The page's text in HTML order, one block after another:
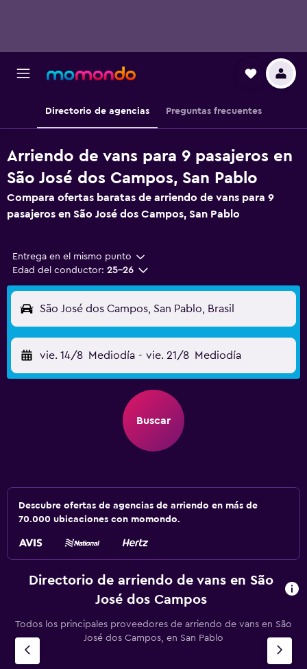
Directorio de agencias Preguntas frecuentes
Arriendo de vans para 9 pasajeros en
São José dos Campos, San Pablo
Compara ofertas baratas de arriendo de vans para 9
pasajeros en São José dos Campos, San Pablo
Entrega en el mismo punto
Edad del conductor: 25-26
São José dos Campos, San Pablo, Brasil
vie. 14/8 Mediodía - vie. 21/8 Mediodía
Buscar
Descubre ofertas de agencias de arriendo en más de
70.000 ubicaciones con momondo.
Directorio de arriendo de vans en São
José dos Campos
Todos los principales proveedores de arriendo de vans en São
José dos Campos, en San Pablo